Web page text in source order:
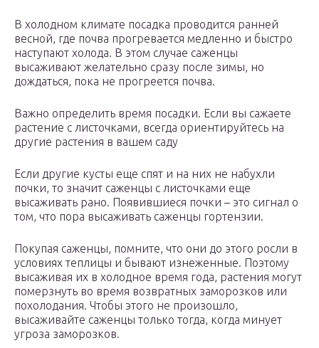
В холодном климате посадка проводится ранней
весной, где почва прогревается медленно и быстро
наступают холода. В этом случае саженцы
высаживают желательно сразу после зимы, но
дождаться, пока не прогреется почва.
Важно определить время посадки. Если вы сажаете
растение с листочками, всегда ориентируйтесь на
другие растения в вашем саду
Если другие кусты еще спят и на них не набухли
почки, то значит саженцы с листочками еще
высаживать рано. Появившиеся почки – это сигнал о
том, что пора высаживать саженцы гортензии.
Покупая саженцы, помните, что они до этого росли в
условиях теплицы и бывают изнеженные. Поэтому
высаживая их в холодное время года, растения могут
померзнуть во время возвратных заморозков или
похолодания. Чтобы этого не произошло,
высаживайте саженцы только тогда, когда минует
угроза заморозков.